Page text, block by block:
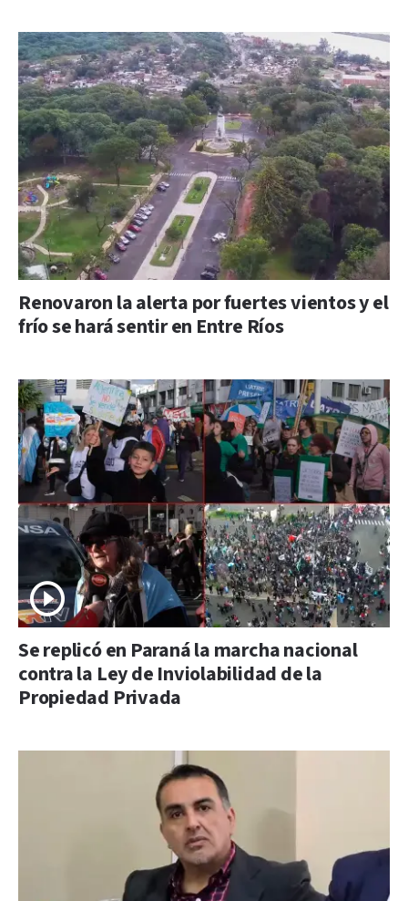
Renovaron la alerta por fuertes vientos y el
frío se hará sentir en Entre Ríos
Se replicó en Paraná la marcha nacional
contra la Ley de Inviolabilidad de la
Propiedad Privada